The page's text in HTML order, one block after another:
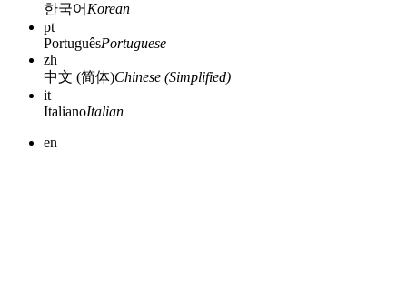
한국어 Korean
pt
PortuguêsPortuguese
zh
中文 (简体)Chinese (Simplified)
it
ItalianoItalian
en